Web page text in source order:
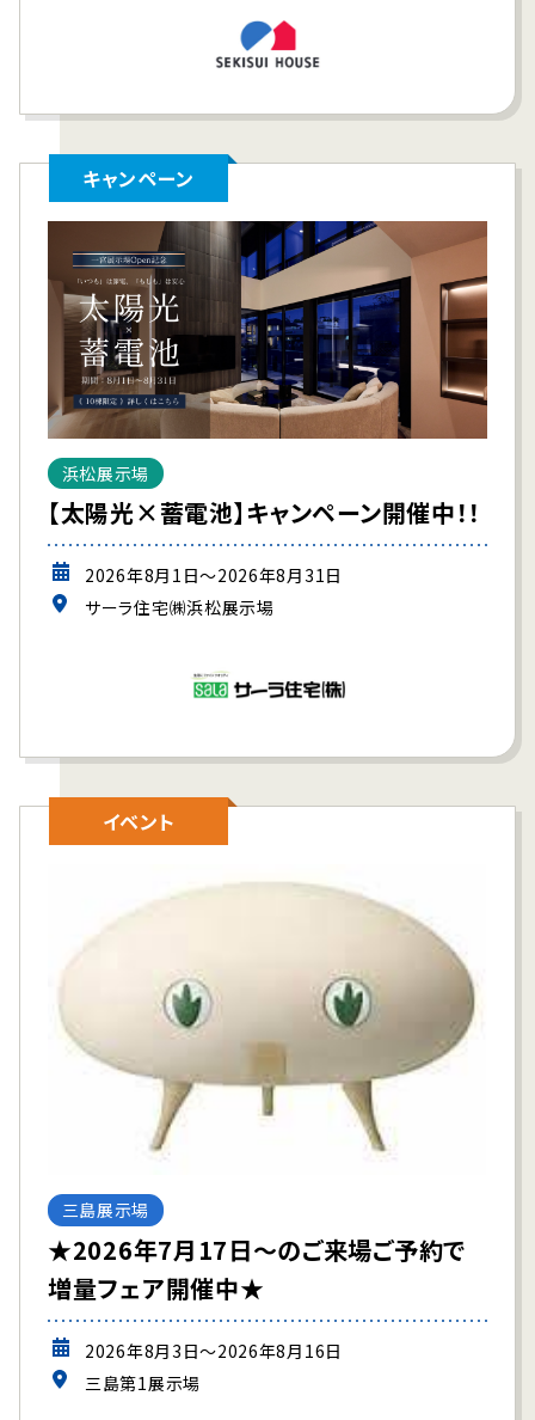
キャンペーン
浜松展示場
【太陽光×蓄電池】キャンペーン開催中！！
2026年8月1日～2026年8月31日
サーラ住宅㈱浜松展示場
イベント
三島展示場
★2026年7月17日～のご来場ご予約で
増量フェア開催中★
2026年8月3日～2026年8月16日
三島第1展示場